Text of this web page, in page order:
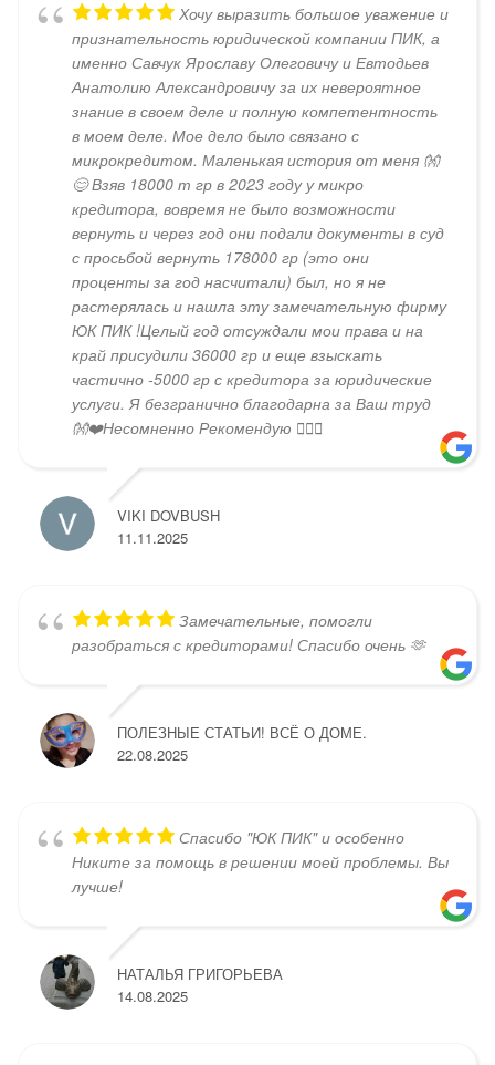
Хочу выразить большое уважение и
признательность юридической компании ПИК, а
именно Савчук Ярославу Олеговичу и Евтодьев
Анатолию Александровичу за их невероятное
знание в своем деле и полную компетентность
в моем деле. Мое дело было связано с
микрокредитом. Маленькая история от меня 👐
😊 Взяв 18000 т гр в 2023 году у микро
кредитора, вовремя не было возможности
вернуть и через год они подали документы в суд
с просьбой вернуть 178000 гр (это они
проценты за год насчитали) был, но я не
растерялась и нашла эту замечательную фирму
ЮК ПИК !Целый год отсуждали мои права и на
край присудили 36000 гр и еще взыскать
частично -5000 гр с кредитора за юридические
услуги. Я безгранично благодарна за Ваш труд
👐❤️Несомненно Рекомендую 👍🏻😄
VIKI DOVBUSH
11.11.2025
Замечательные, помогли
разобраться с кредиторами! Спасибо очень 🫶
ПОЛЕЗНЫЕ СТАТЬИ! ВСЁ О ДОМЕ.
22.08.2025
Спасибо "ЮК ПИК" и особенно
Никите за помощь в решении моей проблемы. Вы
лучше!
НАТАЛЬЯ ГРИГОРЬЕВА
14.08.2025